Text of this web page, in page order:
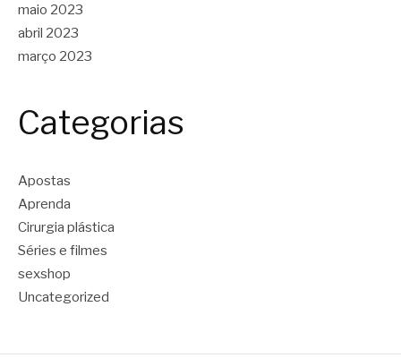
maio 2023
abril 2023
março 2023
Categorias
Apostas
Aprenda
Cirurgia plástica
Séries e filmes
sexshop
Uncategorized